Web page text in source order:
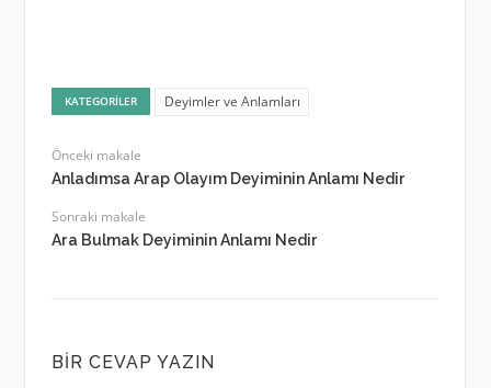
KATEGORILER Deyimler ve Anlamları
Önceki makale
Anladımsa Arap Olayım Deyiminin Anlamı Nedir
Sonraki makale
Ara Bulmak Deyiminin Anlamı Nedir
BIR CEVAP YAZIN